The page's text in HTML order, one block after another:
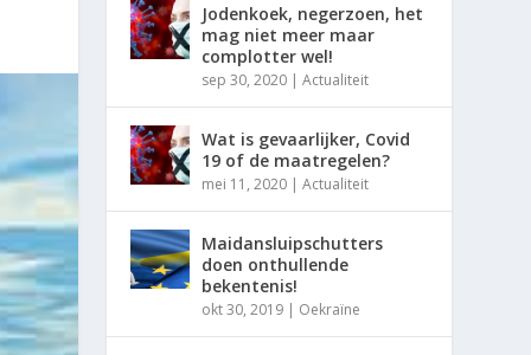
Jodenkoek, negerzoen, het
mag niet meer maar
complotter wel!
sep 30, 2020 |Actualiteit
Wat is gevaarlijker, Covid
19 of de maatregelen?
mei 11, 2020 |Actualiteit
Maidansluipschutters
doen onthullende
bekentenis!
okt 30, 2019 | Oekraïne